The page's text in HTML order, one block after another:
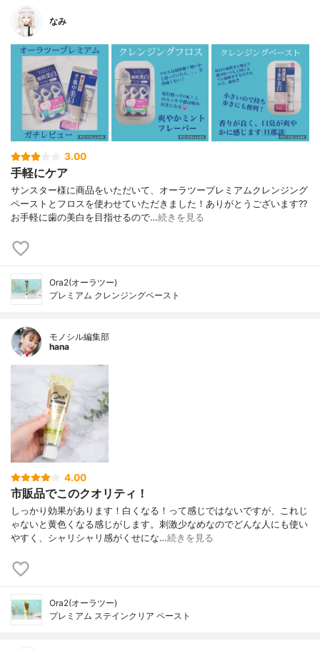
なみ
3.00
手軽にケア
サンスター様に商品をいただいて、オーラツープレミアムクレンジング
ペーストとフロスを使わせていただきました！ありがとうございます??
お手軽に歯の美白を目指せるので…続きを見る
Ora2(オーラツー)
プレミアム クレンジングペースト
モノシル編集部
hana
4.00
市販品でこのクオリティ！
しっかり効果があります！白くなる！って感じではないですが、これじ
ゃないと黄色くなる感じがします。刺激少なめなのでどんな人にも使い
やすく、シャリシャリ感がくせにな…続きを見る
Ora2(オーラツー)
プレミアム ステインクリア ペースト